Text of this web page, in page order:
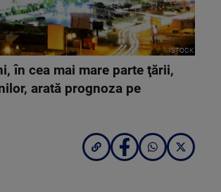
ISTOCK
în cea mai mare parte ţării,
arată prognoza pe